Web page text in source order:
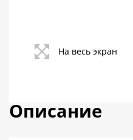
На весь экран
Описание